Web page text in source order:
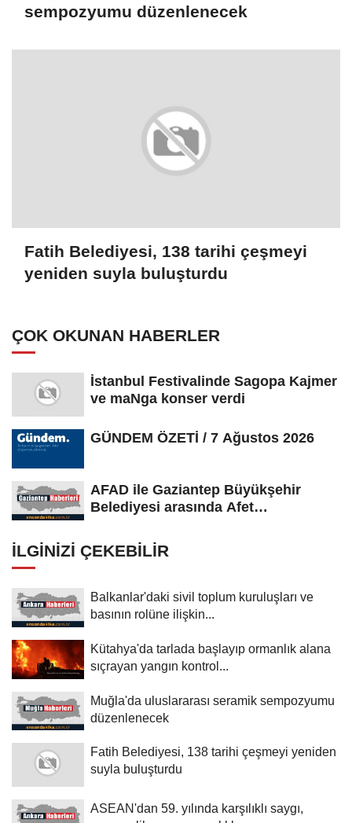
sempozyumu düzenlenecek
Fatih Belediyesi, 138 tarihi çeşmeyi
yeniden suyla buluşturdu
ÇOK OKUNAN HABERLER
İstanbul Festivalinde Sagopa Kajmer
ve maNga konser verdi
GÜNDEM ÖZETİ / 7 Ağustos 2026
AFAD ile Gaziantep Büyükşehir
Belediyesi arasında Afet
İLGINIZI ÇEKEBILIR
Balkanlar'daki sivil toplum kuruluşları ve
basının rolüne ilişkin...
Kütahya'da tarlada başlayıp ormanlık alana
sıçrayan yangın kontrol...
Muğla'da uluslararası seramik sempozyumu
düzenlenecek
Fatih Belediyesi, 138 tarihi çeşmeyi yeniden
suyla buluşturdu
ASEAN'dan 59. yılında karşılıklı saygı,